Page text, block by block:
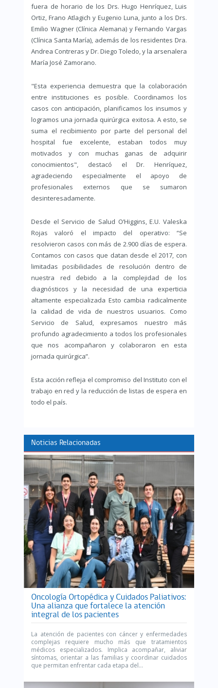
fuera de horario de los Drs. Hugo Henríquez, Luis
Ortiz, Frano Atlagich y Eugenio Luna, junto a los Drs.
Emilio Wagner (Clínica Alemana) y Fernando Vargas
(Clínica Santa María), además de los residentes Dra.
Andrea Contreras y Dr. Diego Toledo, y la arsenalera
María José Zamorano.
"Esta experiencia demuestra que la colaboración
entre instituciones es posible. Coordinamos los
casos con anticipación, planificamos los insumos y
logramos una jornada quirúrgica exitosa. A esto, se
suma el recibimiento por parte del personal del
hospital fue excelente, estaban todos muy
motivados y con muchas ganas de adquirir
conocimientos", destacó el Dr. Henríquez,
agradeciendo especialmente el apoyo de
profesionales externos que se sumaron
desinteresadamente.
Desde el Servicio de Salud O’Higgins, E.U. Valeska
Rojas valoró el impacto del operativo: “Se
resolvieron casos con más de 2.900 días de espera.
Contamos con casos que datan desde el 2017, con
limitadas posibilidades de resolución dentro de
nuestra red debido a la complejidad de los
diagnósticos y la necesidad de una experticia
altamente especializada Esto cambia radicalmente
la calidad de vida de nuestros usuarios. Como
Servicio de Salud, expresamos nuestro más
profundo agradecimiento a todos los profesionales
que nos acompañaron y colaboraron en esta
jornada quirúrgica”.
Esta acción refleja el compromiso del Instituto con el
trabajo en red y la reducción de listas de espera en
todo el país.
Noticias Relacionadas
Oncología Ortopédica y Cuidados Paliativos:
Una alianza que fortalece la atención
integral de los pacientes
La atención de pacientes con cáncer y enfermedades
complejas requiere mucho más que tratamientos
médicos especializados. Implica acompañar, aliviar
síntomas, orientar a las familias y coordinar cuidados
que permitan enfrentar cada etapa del...